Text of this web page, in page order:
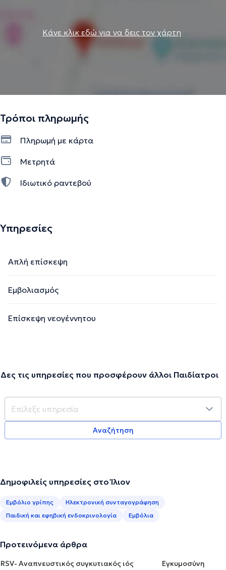
Κάνε κλικ εδώ για να δεις τον χάρτη
Τρόποι πληρωμής
Πληρωμή με κάρτα
Μετρητά
Ιδιωτικό ραντεβού
Υπηρεσίες
Απλή επίσκεψη
Εμβολιασμός
Επίσκεψη νεογέννητου
Δες τις υπηρεσίες που προσφέρουν άλλοι Παιδίατροι
Αναζήτηση
Δημοφιλείς υπηρεσίες στο Ίλιον
Εμβόλιο γρίπης
Ηλεκτρονική συνταγογράφηση
Παιδική και εφηβική ενδοκρινολογία
Εμβόλια
Προτεινόμενα άρθρα
RSV- Αναπνευστικός συγκυτιακός ιός
Εγκυμοσύνη